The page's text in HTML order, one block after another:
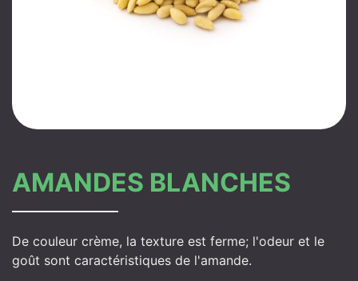
AMANDES BLANCHES
De couleur crème, la texture est ferme; l'odeur et le
goût sont caractéristiques de l'amande.